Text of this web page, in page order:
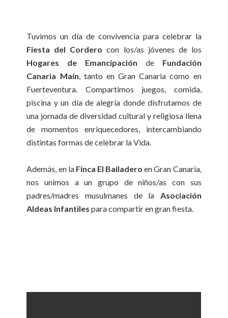
Tuvimos un día de convivencia para celebrar la
Fiesta del Cordero con los/as jóvenes de los
Hogares de Emancipación de Fundación
Canaria Maín, tanto en Gran Canaria como en
Fuerteventura. Compartimos juegos, comida,
piscina y un día de alegría donde disfrutamos de
una jornada de diversidad cultural y religiosa llena
de momentos enriquecedores, intercambiando
distintas formas de celebrar la Vida.
Además, en la Finca El Bailadero en Gran Canaria,
nos unimos a un grupo de niños/as con sus
padres/madres musulmanes de la Asociación
Aldeas Infantiles para compartir en gran fiesta.